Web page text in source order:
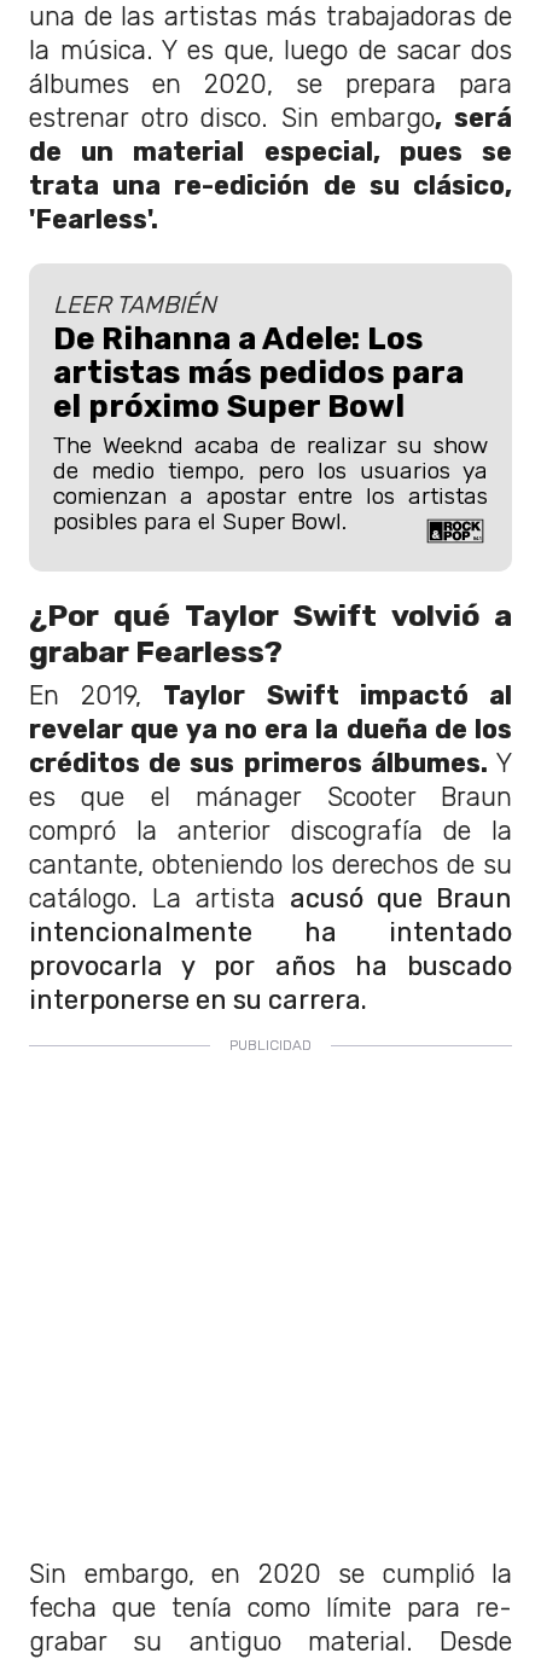
una de las artistas más trabajadoras de
la música. Y es que, luego de sacar dos
álbumes en 2020, se prepara para
estrenar otro disco. Sin embargo, será
de un material especial, pues se
trata una re-edición de su clásico,
'Fearless'.
LEER TAMBIÉN
De Rihanna a Adele: Los
artistas más pedidos para
el próximo Super Bowl
The Weeknd acaba de realizar su show
de medio tiempo, pero los usuarios ya
comienzan a apostar entre los artistas
posibles para el Super Bowl.
¿Por qué Taylor Swift volvió a
grabar Fearless?
En 2019, Taylor Swift impactó al
revelar que ya no era la dueña de los
créditos de sus primeros álbumes. Y
es que el mánager Scooter Braun
compró la anterior discografía de la
cantante, obteniendo los derechos de su
catálogo. La artista acusó que Braun
intencionalmente ha intentado
provocarla y por años ha buscado
interponerse en su carrera.
Sin embargo, en 2020 se cumplió la
fecha que tenía como límite para re-
grabar su antiguo material. Desde